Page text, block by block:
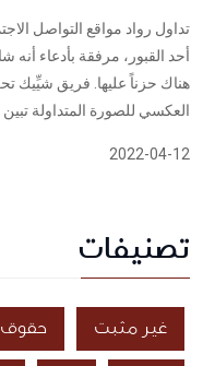
تداول رواد مواقع التواصل
أحد القبور، مرفقة بأدعاء
هناك حزناً عليها. فريق شيِّيك
العكسي للصورة المتداولة تبين
2022-04-12
تصنيفات
غير مثبت حقوق